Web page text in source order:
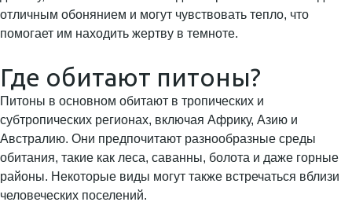
отличным обонянием и могут чувствовать тепло, что
помогает им находить жертву в темноте.
Где обитают питоны?
Питоны в основном обитают в тропических и
субтропических регионах, включая Африку, Азию и
Австралию. Они предпочитают разнообразные среды
обитания, такие как леса, саванны, болота и даже горные
районы. Некоторые виды могут также встречаться вблизи
человеческих поселений.